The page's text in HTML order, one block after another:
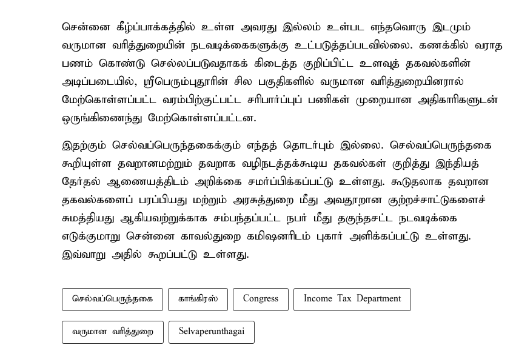
சென்னை கீழ்ப்பாக்கத்தில் உள்ள அவரது இல்லம் உள்பட எந்தவொரு இடமும்
வருமான வரித்துறையின் நடவடிக்கைகளுக்கு உட்படுத்தப்படவில்லை. கணக்கில் வராத
பணம் கொண்டு செல்லப்படுவதாகக் கிடைத்த குறிப்பிட்ட உளவுத் தகவல்களின்
அடிப்படையில், ஸ்ரீபெரும்புதூரின் சில பகுதிகளில் வருமான வரித்துறையினரால்
மேற்கொள்ளப்பட்ட வரம்பிற்குட்பட்ட சரிபார்ப்புப் பணிகள் முறையான அதிகாரிகளுடன்
ஒருங்கிணைந்து மேற்கொள்ளப்பட்டன.
இதற்கும் செல்வப்பெருந்தகைக்கும் எந்தத் தொடர்பும் இல்லை. செல்வப்பெருந்தகை
கூறியுள்ள தவறானமற்றும் தவறாக வழிநடத்தக்கூடிய தகவல்கள் குறித்து இந்தியத்
தேர்தல் ஆணையத்திடம் அறிக்கை சமர்ப்பிக்கப்பட்டு உள்ளது. கூடுதலாக தவறான
தகவல்களைப் பரப்பியது மற்றும் அரசுத்துறை மீது அவதூறான குற்றச்சாட்டுகளைச்
சுமத்தியது ஆகியவற்றுக்காக சம்பந்தப்பட்ட நபர் மீது தகுந்தசட்ட நடவடிக்கை
எடுக்குமாறு சென்னை காவல்துறை கமிஷனரிடம் புகார் அளிக்கப்பட்டு உள்ளது.
இவ்வாறு அதில் கூறப்பட்டு உள்ளது.
செல்வப்பெருந்தகை காங்கிரஸ் Congress Income Tax Department
வருமான வரித்துறை Selvaperunthagai